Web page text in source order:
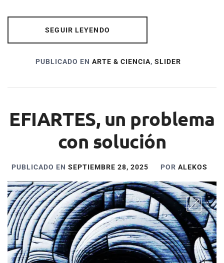
SEGUIR LEYENDO
PUBLICADO EN ARTE & CIENCIA, SLIDER
EFIARTES, un problema
con solución
PUBLICADO EN SEPTIEMBRE 28, 2025 POR ALEKOS